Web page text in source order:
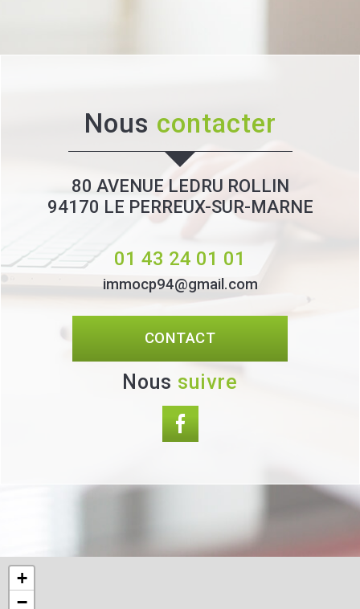
Nous contacter
80 AVENUE LEDRU ROLLIN
94170 LE PERREUX-SUR-MARNE
01 43 24 01 01
immocp94@gmail.com
CONTACT
Nous suivre
+
−